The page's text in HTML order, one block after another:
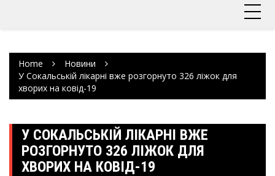
Home
Новини
У Сокальській лікарні вже розгорнуто 326 ліжок для
хворих на ковід-19
У СОКАЛЬСЬКІЙ ЛІКАРНІ ВЖЕ
РОЗГОРНУТО 326 ЛІЖОК ДЛЯ
ХВОРИХ НА КОВІД-19